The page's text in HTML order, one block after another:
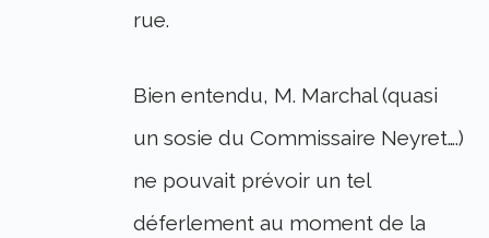
rue.
Bien entendu, M. Marchal (quasi
un sosie du Commissaire Neyret….)
ne pouvait prévoir un tel
déferlement au moment de la